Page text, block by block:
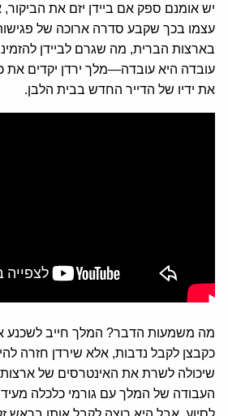
יש אומנם ספק אם ביידן יזם את
עצמו בכך שקבע סדרה ארוכה של
בארצות הברית, מה שגרם לביידן
עובדה היא עובדה—מלך ירדן יקדים את
את ידיו של הדייר החדש בבית הלבן.
מה משמעות הדבר? המלך חייב לשכנע
כקבצן לקבל נדבות, אלא שירדן חזרה
שיכולה לשרת את האינטרסים של ארצות
העבודה של המלך עם גורמי כלכלה